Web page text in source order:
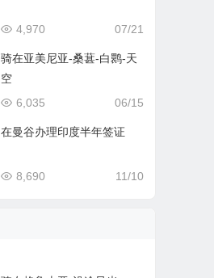
07/21
4,970
骑在亚美尼亚-桑葚-白鹮-天
空
06/15
6,035
在曼谷办理印度半年签证
11/10
8,690